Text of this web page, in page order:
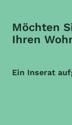
Möchten
Ihren
Ein Inserat